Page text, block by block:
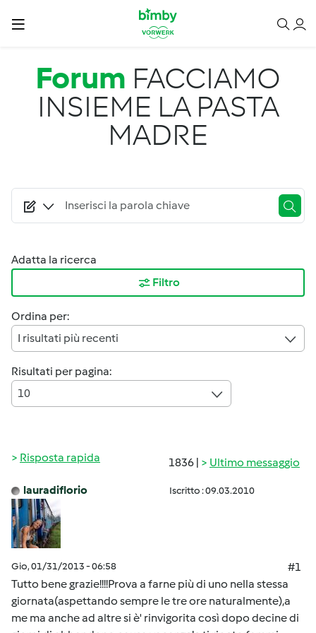
Salta al contenuto principale
Forum FACCIAMO
INSIEME LA PASTA
MADRE
Adatta la ricerca
Filtro
Ordina per:
I risultati più recenti
Risultati per pagina:
10
1836 | Ultimo messaggio
Risposta rapida
lauradiflorio Iscritto : 09.03.2010
Gio, 01/31/2013 - 06:58
#1
Tutto bene grazie!!!!Prova a farne più di uno nella stessa
giornata(aspettando sempre le tre ore naturalmente),a
me ma anche ad altre si è' rinvigorita così dopo decine di